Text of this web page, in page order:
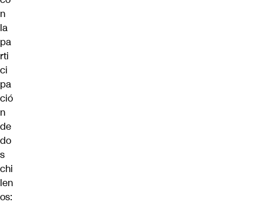
n
la
pa
rti
ci
pa
ció
n
de
do
s
chi
len
os: